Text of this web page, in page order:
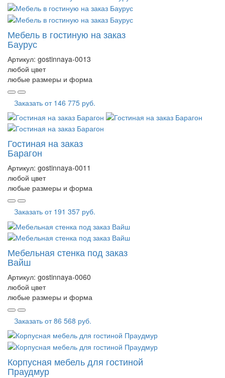
Мебель в гостиную на заказ
Баурус
Артикул: gostinnaya-0013
любой цвет
любые размеры и форма
Заказать от 146 775 руб.
Гостиная на заказ
Барагон
Артикул: gostinnaya-0011
любой цвет
любые размеры и форма
Заказать от 191 357 руб.
Мебельная стенка под заказ
Вайш
Артикул: gostinnaya-0060
любой цвет
любые размеры и форма
Заказать от86 568 руб.
Корпусная мебель для гостиной
Праудмур